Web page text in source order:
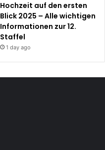
Hochzeit auf den ersten
Blick 2025 – Alle wichtigen
Informationen zur 12.
Staffel
1 day ago